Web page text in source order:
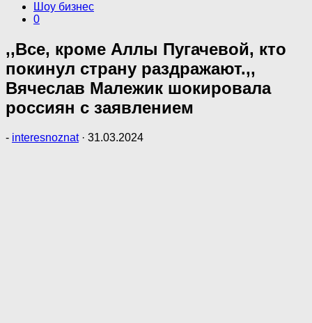
Шоу бизнес
0
,,Все, кроме Аллы Пугачевой, кто
покинул страну раздражают.,,
Вячеслав Малежик шокировала
россиян с заявлением
- interesnoznat · 31.03.2024